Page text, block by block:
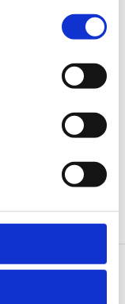
og vær først
og